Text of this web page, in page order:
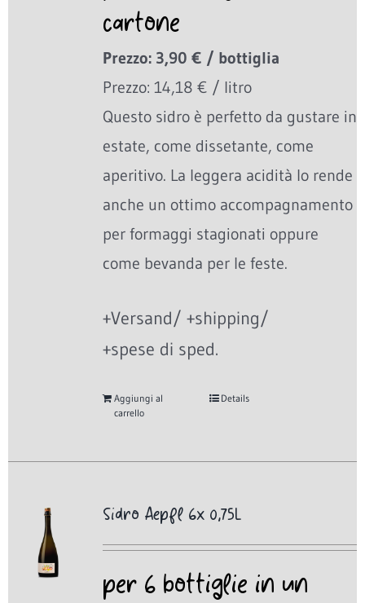
cartone
Prezzo: 3,90 € / bottiglia
Prezzo: 14,18 € / litro
Questo sidro è perfetto da gustare in
estate, come dissetante, come
aperitivo. La leggera acidità lo rende
anche un ottimo accompagnamento
per formaggi stagionati oppure
come bevanda per le feste.
+Versand/ +shipping/
+spese di sped.
Aggiungi al
carrello
Details
Sidro Aepfl 6x 0,75L
per 6 bottiglie in un